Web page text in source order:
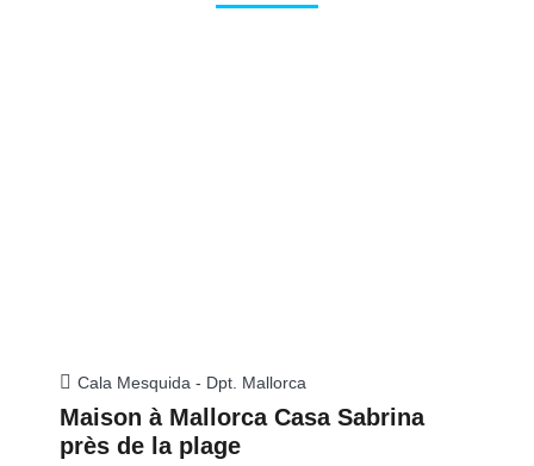
Cala Mesquida - Dpt. Mallorca
Maison à Mallorca Casa Sabrina
près de la plage